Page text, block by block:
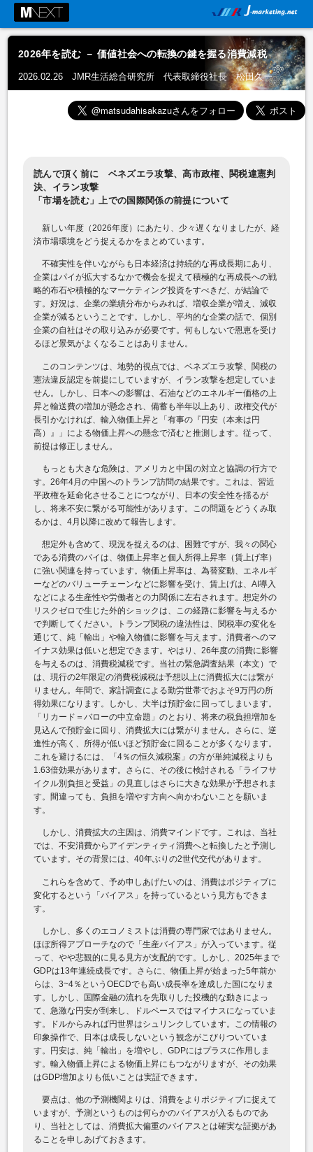
2026年を読む － 価値社会への転換の鍵を握る消費減税
2026.02.26 JMR生活総合研究所 代表取締役社長 松田久一
読んで頂く前に ベネズエラ攻撃、高市政権、関税違憲判
決、イラン攻撃
「市場を読む」上での国際関係の前提について
新しい年度（2026年度）にあたり、少々遅くなりましたが、経
済市場環境をどう捉えるかをまとめています。
不確実性を伴いながらも日本経済は持続的な再成長期にあり、
企業はパイが拡大するなかで機会を捉えて積極的な再成長への戦
略的布石や積極的なマーケティング投資をすべきだ、が結論で
す。好況は、企業の業績分布からみれば、増収企業が増え、減収
企業が減るということです。しかし、平均的な企業の話で、個別
企業の自社はその取り込みが必要です。何もしないで恩恵を受け
るほど景気がよくなることはありません。
このコンテンツは、地勢的視点では、ベネズエラ攻撃、関税の
憲法違反認定を前提にしていますが、イラン攻撃を想定していま
せん。しかし、日本への影響は、石油などのエネルギー価格の上
昇と輸送費の増加が懸念され、備蓄も半年以上あり、政権交代が
長引かなければ、輸入物価上昇と「有事の『円安（本来は円
高）』」による物価上昇への懸念で済むと推測します。従って、
前提は修正しません。
もっとも大きな危険は、アメリカと中国の対立と協調の行方で
す。26年4月の中国へのトランプ訪問の結果です。これは、習近
平政権を延命化させることにつながり、日本の安全性を揺るが
し、将来不安に繋がる可能性があります。この問題をどうくみ取
るかは、4月以降に改めて報告します。
想定外も含めて、現況を捉えるのは、困難ですが、我々の関心
である消費のパイは、物価上昇率と個人所得上昇率（賃上げ率）
に強い関連を持っています。物価上昇率は、為替変動、エネルギ
ーなどのバリューチェーンなどに影響を受け、賃上げは、AI導入
などによる生産性や労働者との力関係に左右されます。想定外の
リスクゼロで生じた外的ショックは、この経路に影響を与えるか
で判断してください。トランプ関税の違法性は、関税率の変化を
通じて、純「輸出」や輸入物価に影響を与えます。消費者へのマ
イナス効果は低いと想定できます。やはり、26年度の消費に影響
を与えるのは、消費税減税です。当社の緊急調査結果（本文）で
は、現行の2年限定の消費税減税は予想以上に消費拡大には繋が
りません。年間で、家計調査による勤労世帯でおよそ9万円の所
得効果になります。しかし、大半は預貯金に回ってしまいます。
「リカード＝バローの中立命題」のとおり、将来の税負担増加を
見込んで預貯金に回り、消費拡大には繋がりません。さらに、逆
進性が高く、所得が低いほど預貯金に回ることが多くなります。
これを避けるには、「4％の恒久減税案」の方が単純減税よりも
1.63倍効果があります。さらに、その後に検討される「ライフサ
イクル別負担と受益」の見直しはさらに大きな効果が予想されま
す。間違っても、負担を増やす方向へ向かわないことを願いま
す。
しかし、消費拡大の主因は、消費マインドです。これは、当社
では、不安消費からアイデンティティ消費へと転換したと予測し
ています。その背景には、40年ぶりの2世代交代があります。
これらを含めて、予め申しあげたいのは、消費はポジティブに
変化するという「バイアス」を持っているという見方もできま
す。
しかし、多くのエコノミストは消費の専門家ではありません。
ほぼ所得アプローチなので「生産バイアス」が入っています。従
って、やや悲観的に見る見方が支配的です。しかし、2025年まで
GDPは13年連続成長です。さらに、物価上昇が始まった5年前か
らは、3~4％というOECDでも高い成長率を達成した国になりま
す。しかし、国際金融の流れを先取りした投機的な動きによっ
て、急激な円安が到来し、ドルベースではマイナスになっていま
す。ドルからみれば円世界はシュリンクしています。この情報の
印象操作で、日本は成長しないという観念がこびりついていま
す。円安は、純「輸出」を増やし、GDPにはプラスに作用しま
す。輸入物価上昇による物価上昇にもつながりますが、その効果
はGDP増加よりも低いことは実証できます。
要点は、他の予測機関よりは、消費をよりポジティブに捉えて
いますが、予測というものは何らかのバイアスが入るものであ
り、当社としては、消費拡大偏重のバイアスとは確実な証拠があ
ることを申しあげておきます。